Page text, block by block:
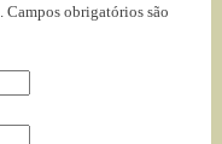
Campos obrigatórios são